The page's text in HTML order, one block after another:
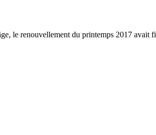
le renouvellement du printemps 2017